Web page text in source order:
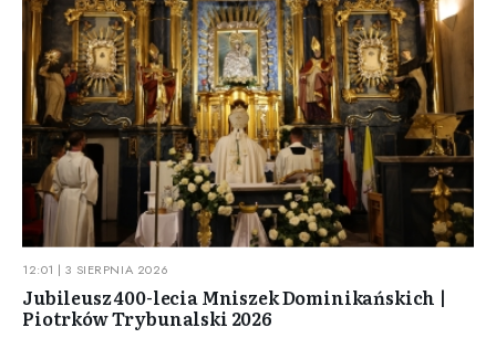
12:01 | 3 SIERPNIA 2026
Jubileusz 400-lecia Mniszek Dominikańskich |
Piotrków Trybunalski 2026